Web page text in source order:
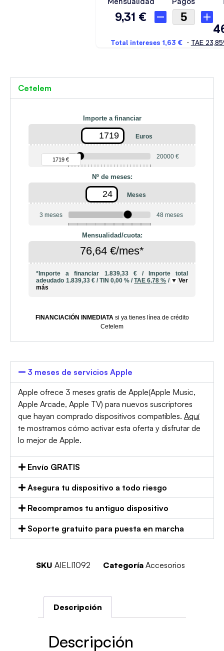
Cetelem
Importe a financiar
Euros
90 €
1719 € 20000 €
Nº de meses:
Meses
3 meses 48 meses
Mensualidad/cuota:
76,64 €/mes*
*Importe a financiar 1.839,33 € /
Importe total
adeudado 1.839,33 €/TIN 0,00 % /TAE6,78 % /
Ver
más
FINANCIACIÓN INMEDIATA si ya tienes línea de crédito
Cetelem
3 meses de servicios Apple
Apple ofrece 3 meses gratis de Apple(Apple Music,
Apple Arcade, Apple TV) para nuevos suscriptores
que hayan comprado dispositivos compatibles. Aquí
te mostramos cómo activar esta oferta y disfrutar de
lo mejor de Apple.
Envío GRATIS
Asegura tu dispositivo a todo riesgo
Recompramos tu antiguo dispositivo
Soporte gratuito para puesta en marcha
SKU AIELI1092 Categoría Accesorios
Descripción
Descripción